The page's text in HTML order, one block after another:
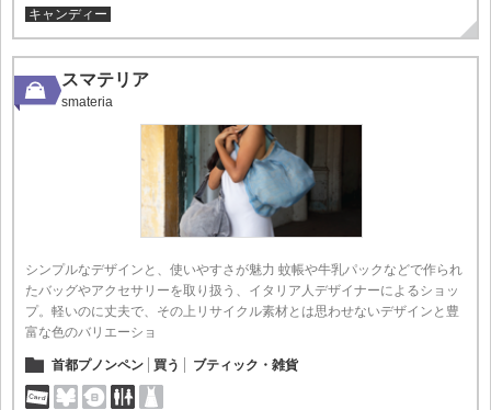
キャンディー
スマテリア
smateria
シンプルなデザインと、使いやすさが魅力 蚊帳や牛乳パックなどで作られ
たバッグやアクセサリーを取り扱う、イタリア人デザイナーによるショッ
プ。軽いのに丈夫で、その上リサイクル素材とは思わせないデザインと豊
富な色のバリエーショ
首都プノンペン 買う ブティック・雑貨